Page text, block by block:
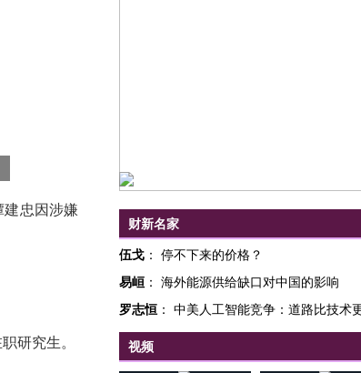
忠因涉嫌
研究生。
财新名家
伍戈 ： 停不下来的价格？
易峘 ： 海外能源供给缺口对中国的影响
罗志恒 ： 中美人工智能竞争：道路比技术
视频